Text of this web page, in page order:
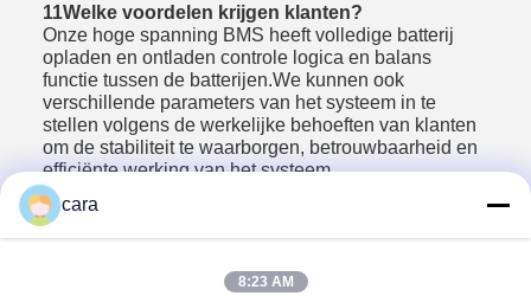
11Welke voordelen krijgen klanten?
Onze hoge spanning BMS heeft volledige batterij
opladen en ontladen controle logica en balans
functie tussen de batterijen.We kunnen ook
verschillende parameters van het systeem in te
stellen volgens de werkelijke behoeften van klanten
om de stabiliteit te waarborgen, betrouwbaarheid en
efficiënte werking van het systeem.
12Hoe kan ik contact met u opnemen?
U kunt contact opnemen met Cara voor een
Email:cara@hngce.com
cara
8:23 AM